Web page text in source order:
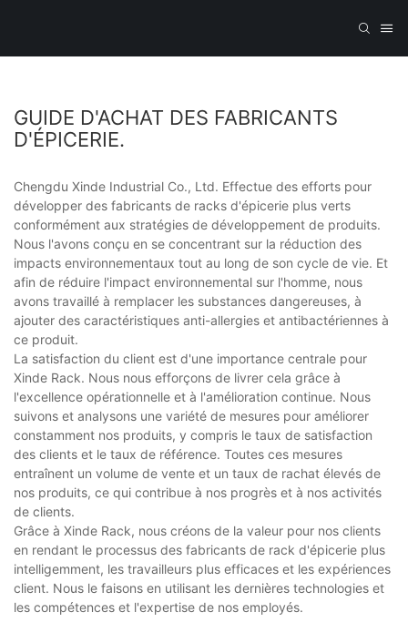
GUIDE D'ACHAT DES FABRICANTS
D'ÉPICERIE.
Chengdu Xinde Industrial Co., Ltd. Effectue des efforts pour
développer des fabricants de racks d'épicerie plus verts
conformément aux stratégies de développement de produits.
Nous l'avons conçu en se concentrant sur la réduction des
impacts environnementaux tout au long de son cycle de vie. Et
afin de réduire l'impact environnemental sur l'homme, nous
avons travaillé à remplacer les substances dangereuses, à
ajouter des caractéristiques anti-allergies et antibactériennes à
ce produit.
La satisfaction du client est d'une importance centrale pour
Xinde Rack. Nous nous efforçons de livrer cela grâce à
l'excellence opérationnelle et à l'amélioration continue. Nous
suivons et analysons une variété de mesures pour améliorer
constamment nos produits, y compris le taux de satisfaction
des clients et le taux de référence. Toutes ces mesures
entraînent un volume de vente et un taux de rachat élevés de
nos produits, ce qui contribue à nos progrès et à nos activités
de clients.
Grâce à Xinde Rack, nous créons de la valeur pour nos clients
en rendant le processus des fabricants de rack d'épicerie plus
intelligemment, les travailleurs plus efficaces et les expériences
client. Nous le faisons en utilisant les dernières technologies et
les compétences et l'expertise de nos employés.